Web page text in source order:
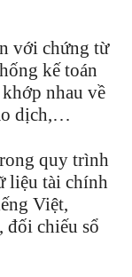
với chứng từ
kế toán
nhau về
dịch,…
quy trình
liệu tài chính
Việt,
đối chiếu sổ